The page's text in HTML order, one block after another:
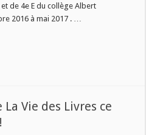
de 4e E du collège Albert
2016 à mai 2017 . …
Vie des Livres ce